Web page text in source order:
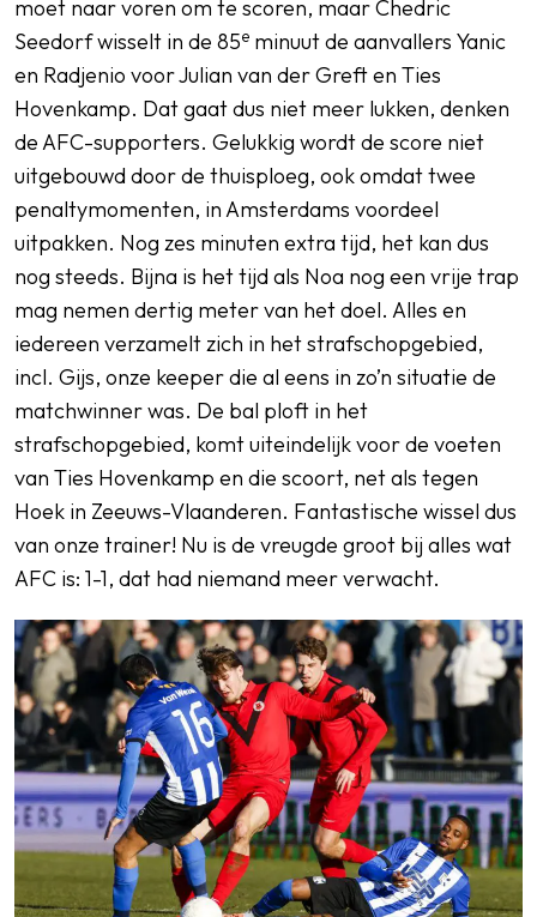
moet naar voren om te scoren, maar Chedric
Seedorf wisselt in de 85e minuut de aanvallers Yanic
en Radjenio voor Julian van der Greft en Ties
Hovenkamp. Dat gaat dus niet meer lukken, denken
de AFC-supporters. Gelukkig wordt de score niet
uitgebouwd door de thuisploeg, ook omdat twee
penaltymomenten, in Amsterdams voordeel
uitpakken. Nog zes minuten extra tijd, het kan dus
nog steeds. Bijna is het tijd als Noa nog een vrije trap
mag nemen dertig meter van het doel. Alles en
iedereen verzamelt zich in het strafschopgebied,
incl. Gijs, onze keeper die al eens in zo’n situatie de
matchwinner was. De bal ploft in het
strafschopgebied, komt uiteindelijk voor de voeten
van Ties Hovenkamp en die scoort, net als tegen
Hoek in Zeeuws-Vlaanderen. Fantastische wissel dus
van onze trainer! Nu is de vreugde groot bij alles wat
AFC is: 1-1, dat had niemand meer verwacht.